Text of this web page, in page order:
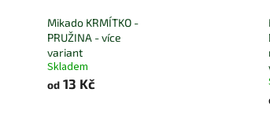
Mikado KRMÍTKO -
PRUŽINA - více
variant
Skladem
od 13 Kč